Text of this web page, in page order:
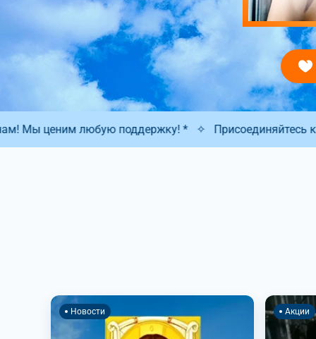
* ✧ Присоединяйтесь к нам! Вместе мы творим
Новости Акции